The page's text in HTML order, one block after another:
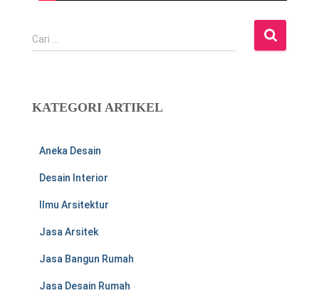
C
a
n
Cari …
KATEGORI ARTIKEL
Aneka Desain
Desain Interior
Ilmu Arsitektur
Jasa Arsitek
Jasa Bangun Rumah
Jasa Desain Rumah